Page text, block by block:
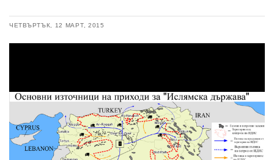
ЧЕТВЪРТЪК, 12 МАРТ, 2015